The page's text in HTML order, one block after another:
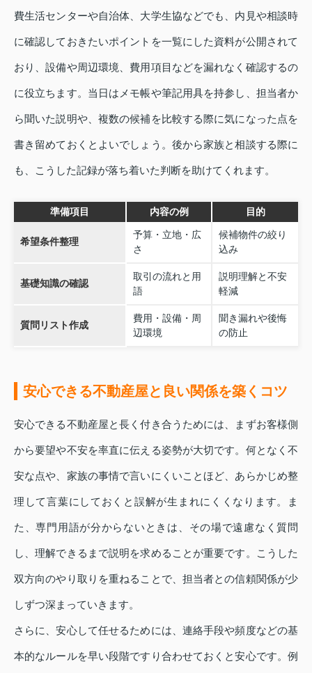
費生活センターや自治体、大学生協などでも、内見や相談時
に確認しておきたいポイントを一覧にした資料が公開されて
おり、設備や周辺環境、費用項目などを漏れなく確認するの
に役立ちます。当日はメモ帳や筆記用具を持参し、担当者か
ら聞いた説明や、複数の候補を比較する際に気になった点を
書き留めておくとよいでしょう。後から家族と相談する際に
も、こうした記録が落ち着いた判断を助けてくれます。
準備項目 内容の例 目的
希望条件整理
予算・立地・広
さ
候補物件の絞り
込み
基礎知識の確認
取引の流れと用
語
説明理解と不安
軽減
質問リスト作成
費用・設備・周
辺環境
聞き漏れや後悔
の防止
安心できる不動産屋と良い関係を築くコツ
安心できる不動産屋と長く付き合うためには、まずお客様側
から要望や不安を率直に伝える姿勢が大切です。何となく不
安な点や、家族の事情で言いにくいことほど、あらかじめ整
理して言葉にしておくと誤解が生まれにくくなります。ま
た、専門用語が分からないときは、その場で遠慮なく質問
し、理解できるまで説明を求めることが重要です。こうした
双方向のやり取りを重ねることで、担当者との信頼関係が少
しずつ深まっていきます。
さらに、安心して任せるためには、連絡手段や頻度などの基
本的なルールを早い段階ですり合わせておくと安心です。例